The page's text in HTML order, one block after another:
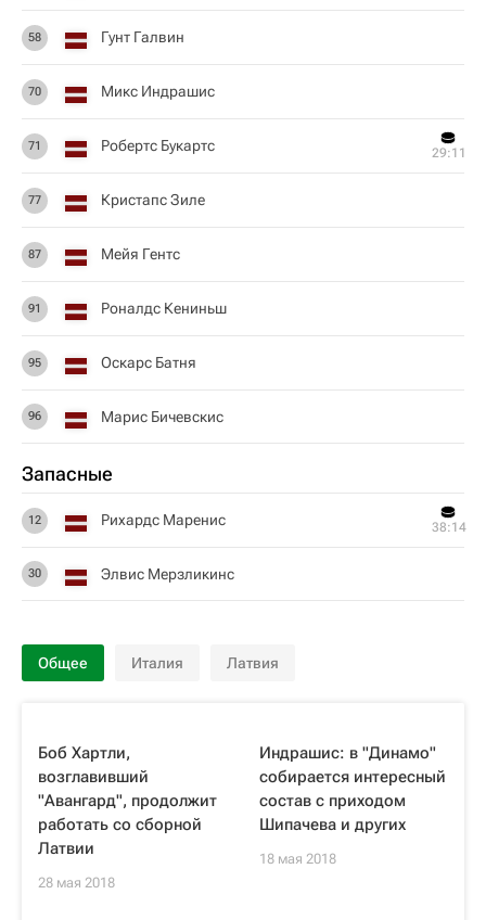
58 Гунт Галвин
70 Микс Индрашис
71 Робертс Букартс 29:11
77 Кристапс Зиле
87 Мейя Гентс
91 Роналдс Кениньш
95 Оскарс Батня
96 Марис Бичевскис
Запасные
12 Рихардс Маренис 38:14
30 Элвис Мерзликинс
Общее Италия Латвия
Боб Хартли,
возглавивший
"Авангард", продолжит
работать со сборной
Латвии
28 мая 2018
Индрашис: в "Динамо"
собирается интересный
состав с приходом
Шипачева и других
18 мая 2018